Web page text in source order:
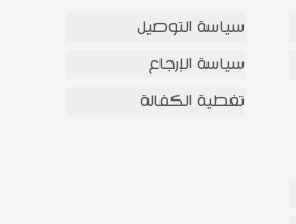
سياسة التوصيل
سياسة الإرجاع
تغطية الكفالة